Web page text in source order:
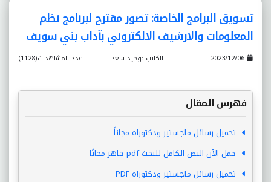
تسويق البرامج الخاصة: تصور مقترح لبرنامج نظم
المعلومات والارشيف الالکتروني بآداب بني سويف
عدد المشاهدات(1128) الكاتب :وحيد سعد
فهرس المقال
تحميل رسائل ماجستير ودكتوراه مجاناً
حمل الآن النص الكامل للبحث pdf جاهز مجانًا
تحميل رسائل ماجستير ودكتوراه PDF